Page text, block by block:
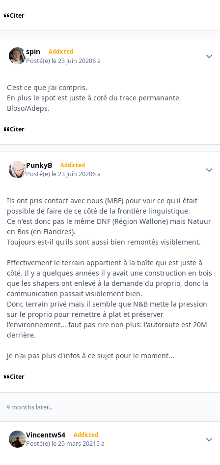
Citer
spin Addicted
Posté(e) le 23 juin 20206 a
C'est ce que j'ai compris.
En plus le spot est juste à coté du trace permanante
Bloso/Adeps.
Citer
PunkyB Addicted
Posté(e) le 23 juin 20206 a
Ils ont pris contact avec nous (MBF) pour voir ce qu'il était
possible de faire de ce côté de la frontière linguistique.
Ce n'est donc pas le même DNF (Région Wallone) mais Natuur
en Bos (en Flandres).
Toujours est-il qu'ils sont aussi bien remontés visiblement.
Effectivement le terrain appartient à la boîte qui est juste à
côté. Il y a quelques années il y avait une construction en bois
que les shapers ont enlevé à la demande du proprio, donc la
communication passait visiblement bien.
Donc terrain privé mais il semble que N&B mette la pression
sur le proprio pour remettre à plat et préserver
l'environnement... faut pas rire non plus: l'autoroute est 20M
derrière.
Je n'ai pas plus d'infos à ce sujet pour le moment...
Citer
9 months later...
Vincentw54 Addicted
Posté(e) le 25 mars 20215 a